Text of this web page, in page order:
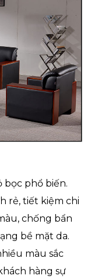
bọc phổ biến.
rẻ, tiết kiệm chi
chống bẩn
bề mặt da.
màu sắc
hàng sự